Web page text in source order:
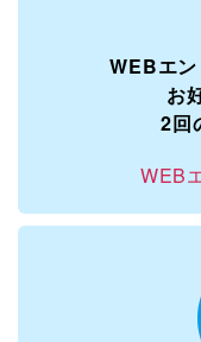
WEBエ
お
2回
WEB